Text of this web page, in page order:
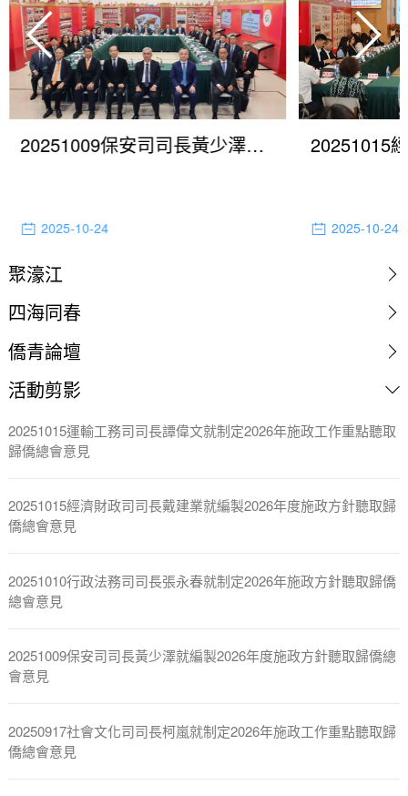
20251009保安司司長黃少澤就編製2026年度施政方針聽取歸僑總會意見
2025-10-24 2025-10-24
聚濠江
四海同春
僑青論壇
活動剪影
20251015運輸工務司司長譚偉文就制定2026年施政工作重點聽取
歸僑總會意見
20251015經濟財政司司長戴建業就編製2026年度施政方針聽取歸
僑總會意見
20251010行政法務司司長張永春就制定2026年施政方針聽取歸僑
總會意見
20251009保安司司長黃少澤就編製2026年度施政方針聽取歸僑總
會意見
20250917社會文化司司長柯嵐就制定2026年施政工作重點聽取歸
僑總會意見